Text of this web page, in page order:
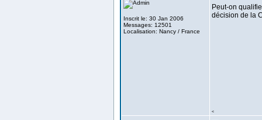
Inscrit le: 30 Jan 2006
Messages: 12501
Localisation: Nancy / France
Peut-on
décision de la
<